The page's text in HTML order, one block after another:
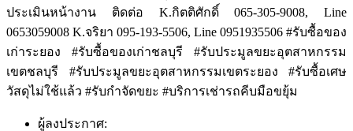
ประเมินหน้างาน ติดต่อ K.กิตติศักดิ์ 065-305-9008, Line
0653059008 K.จริยา 095-193-5506, Line 0951935506 #รับซื้อของ
เก่าระยอง #รับซื้อของเก่าชลบุรี #รับประมูลขยะอุตสาหกรรม
เขตชลบุรี #รับประมูลขยะอุตสาหกรรมเขตระยอง #รับซื้อเศษ
วัสดุไม่ใช้แล้ว #รับกำจัดขยะ #บริการเช่ารถคีบมือขยุ้ม
ผู้ลงประกาศ: